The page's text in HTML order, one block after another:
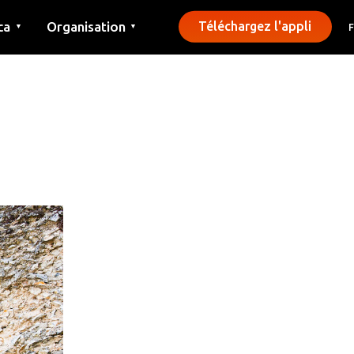
▼ Organisation ▼ Téléchargez l'appli